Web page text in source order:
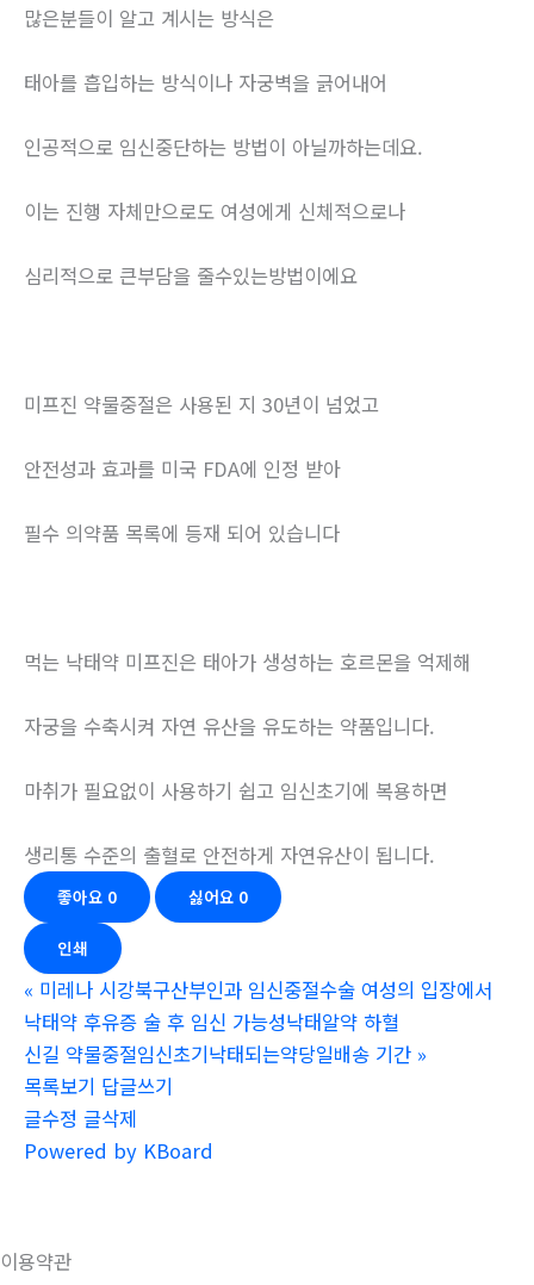
많은분들이 알고 계시는 방식은
태아를 흡입하는 방식이나 자궁벽을 긁어내어
인공적으로 임신중단하는 방법이 아닐까하는데요.
이는 진행 자체만으로도 여성에게 신체적으로나
심리적으로 큰부담을 줄수있는방법이에요
미프진 약물중절은 사용된 지 30년이 넘었고
안전성과 효과를 미국 FDA에 인정 받아
필수 의약품 목록에 등재 되어 있습니다
먹는 낙태약 미프진은 태아가 생성하는 호르몬을 억제해
자궁을 수축시켜 자연 유산을 유도하는 약품입니다.
마취가 필요없이 사용하기 쉽고 임신초기에 복용하면
생리통 수준의 출혈로 안전하게 자연유산이 됩니다.
좋아요 0 싫어요 0
인쇄
« 미레나 시강북구산부인과 임신중절수술 여성의 입장에서
낙­태약 후유증 술 후 임신 가능성낙­태알약 하혈
신길 약물중절임신초기낙태되는약당일배송 기간 »
목록보기 답글쓰기
글수정 글삭제
Powered by KBoard
이용약관